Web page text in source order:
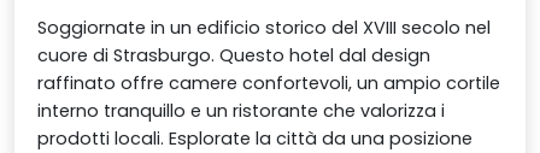
Soggiornate in un edificio storico del XVIII secolo nel
cuore di Strasburgo. Questo hotel dal design
raffinato offre camere confortevoli, un ampio cortile
interno tranquillo e un ristorante che valorizza i
prodotti locali. Esplorate la città da una posizione